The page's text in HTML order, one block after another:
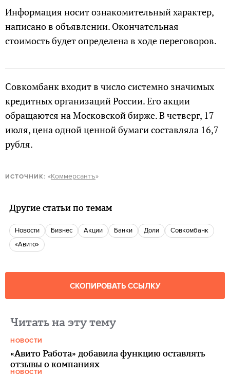
Информация носит ознакомительный характер,
написано в объявлении. Окончательная
стоимость будет определена в ходе переговоров.
Совкомбанк входит в число системно значимых
кредитных организаций России. Его акции
обращаются на Московской бирже. В четверг, 17
июля, цена одной ценной бумаги составляла 16,7
рубля.
ИСТОЧНИК: «Коммерсантъ»
Другие статьи по темам
новости бизнес акции банки доли
Совкомбанк
«Авито»
СКОПИРОВАТЬ ССЫЛКУ
Читать на эту тему
НОВОСТИ
«Авито Работа» добавила функцию оставлять
отзывы о компаниях
НОВОСТИ